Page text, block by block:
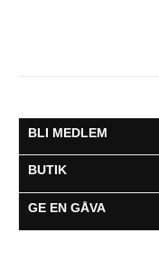
BLI MEDLEM
BUTIK
GE EN GÅVA